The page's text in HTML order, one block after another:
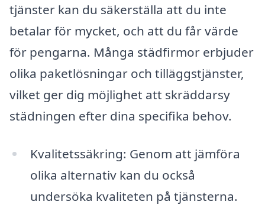
tjänster kan du säkerställa att du inte
betalar för mycket, och att du får värde
för pengarna. Många städfirmor erbjuder
olika paketlösningar och tilläggstjänster,
vilket ger dig möjlighet att skräddarsy
städningen efter dina specifika behov.
Kvalitetssäkring: Genom att jämföra
olika alternativ kan du också
undersöka kvaliteten på tjänsterna.